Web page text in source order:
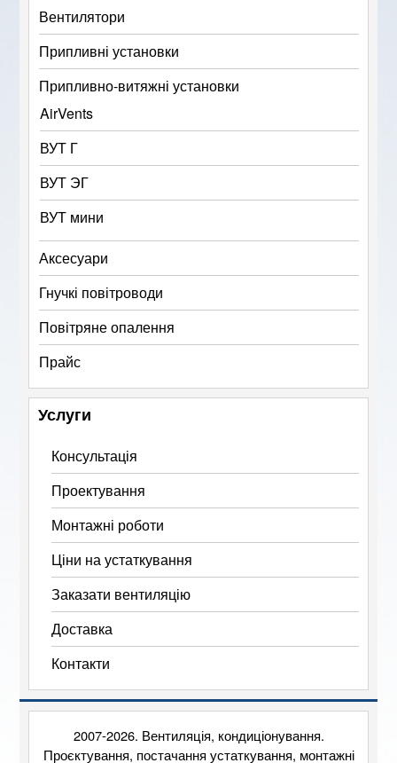
Вентилятори
Припливні установки
Припливно-витяжні установки
AirVents
ВУТ Г
ВУТ ЭГ
ВУТ мини
Аксесуари
Гнучкі повітроводи
Повітряне опалення
Прайс
Услуги
Консультація
Проектування
Монтажні роботи
Ціни на устаткування
Заказати вентиляцію
Доставка
Контакти
2007-2026. Вентиляція, кондиціонування.
Проєктування, постачання устаткування, монтажні